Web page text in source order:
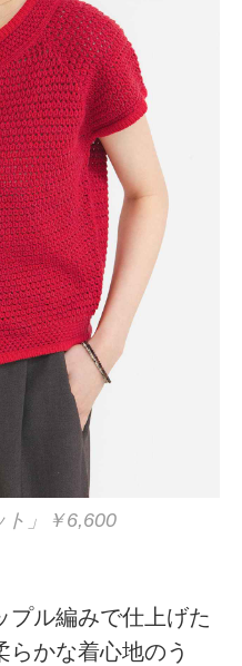
ト」￥6,600
プル編みで仕上げた
らかな着心地のう